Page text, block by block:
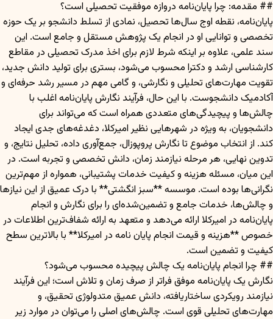
## مقدمه: چرا پایان‌نامه دروازه موفقیت تحصیلی است؟
پایان‌نامه، نقطه اوج سال‌ها تحصیل، نمادی از تسلط دانشجو بر یک حوزه
تخصصی و توانایی او در انجام یک پژوهش مستقل و جامع است. این
سند علمی، علاوه بر اینکه شرط لازم برای اخذ مدرک تحصیلی در مقاطع
کارشناسی ارشد و دکترا محسوب می‌شود، بستری برای تولید دانش جدید،
تقویت مهارت‌های تحلیلی و نگارشی، و گامی مهم در مسیر رشد حرفه‌ای و
آکادمیک دانشجوست. با این حال، فرآیند نگارش پایان‌نامه اغلب با
چالش‌ها و پیچیدگی‌های متعددی همراه است که می‌تواند برای
دانشجویان، به ویژه در شهرهایی نظیر امیرکلا، دغدغه‌های جدی ایجاد
کند. از انتخاب موضوع تا نگارش پروپوزال، جمع‌آوری داده، تحلیل نتایج، و
تدوین نهایی، هر مرحله نیازمند زمان، دانش تخصصی و تجربه است. در
این میان، مسئله هزینه و کیفیت خدمات پشتیبانی، همواره از مهم‌ترین
نگرانی‌ها بوده است. موسسه **سبز انگشتی** با درک عمیق از این نیازها
و چالش‌ها، خدمات جامع و تضمین‌شده‌ای را برای نگارش و انجام
پایان‌نامه در امیرکلا ارائه می‌دهد و متعهد به ارائه شفاف‌ترین اطلاعات در
خصوص **هزینه و قیمت انجام پایان نامه در امیرکلا** با بالاترین سطح
کیفیت و تضمین است.
## چرا انجام پایان‌نامه یک چالش پیچیده محسوب می‌شود؟
نگارش یک پایان‌نامه موفق فراتر از صرف زمان و تلاش است؛ این فرآیند
نیازمند رویکردی ساختاریافته، دانش عمیق متدولوژی تحقیق، و
مهارت‌های تحلیلی قوی است. چالش‌های اصلی را می‌توان در موارد زیر